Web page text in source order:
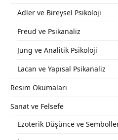
Adler ve Bireysel Psikoloji
Freud ve Psikanaliz
Jung ve Analitik Psikoloji
Lacan ve Yapısal Psikanaliz
Resim Okumaları
Sanat ve Felsefe
Ezoterik Düşünce ve